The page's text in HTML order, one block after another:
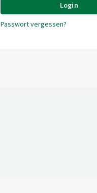
Login
Passwort vergessen?